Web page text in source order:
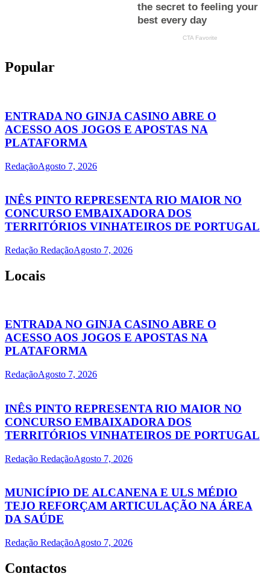
Popular
ENTRADA NO GINJA CASINO ABRE O
ACESSO AOS JOGOS E APOSTAS NA
PLATAFORMA
RedaçãoAgosto 7, 2026
INÊS PINTO REPRESENTA RIO MAIOR NO
CONCURSO EMBAIXADORA DOS
TERRITÓRIOS VINHATEIROS DE PORTUGAL
Redação RedaçãoAgosto 7, 2026
Locais
ENTRADA NO GINJA CASINO ABRE O
ACESSO AOS JOGOS E APOSTAS NA
PLATAFORMA
RedaçãoAgosto 7, 2026
INÊS PINTO REPRESENTA RIO MAIOR NO
CONCURSO EMBAIXADORA DOS
TERRITÓRIOS VINHATEIROS DE PORTUGAL
Redação RedaçãoAgosto 7, 2026
MUNICÍPIO DE ALCANENA E ULS MÉDIO
TEJO REFORÇAM ARTICULAÇÃO NA ÁREA
DA SAÚDE
Redação RedaçãoAgosto 7, 2026
Contactos